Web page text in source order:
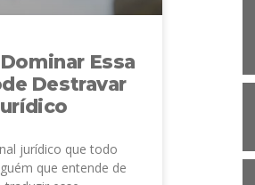
Essa
Destravar
jurídico que todo
que entende de